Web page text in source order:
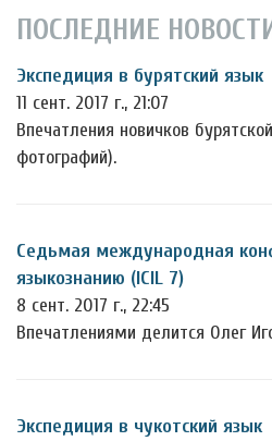
ПОСЛЕДНИЕ
Экспедиция в бурятский язык
11 сент. 2017 г., 21:07
Впечатления новичков
фотографий).
Седьмая международная
языкознанию (ICIL 7)
8 сент. 2017 г., 22:45
Впечатлениями делится Олег
Экспедиция в чукотский язык